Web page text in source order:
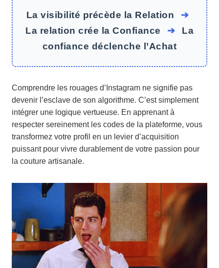
La visibilité précède la Relation
➔
La relation crée la Confiance
➔
La
confiance déclenche l’Achat
Comprendre les rouages d’Instagram ne signifie pas
devenir l’esclave de son algorithme. C’est simplement
intégrer une logique vertueuse. En apprenant à
respecter sereinement les codes de la plateforme, vous
transformez votre profil en un levier d’acquisition
puissant pour vivre durablement de votre passion pour
la couture artisanale.